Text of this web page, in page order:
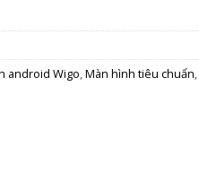
android Wigo,Màn hình tiêu chuẩn,